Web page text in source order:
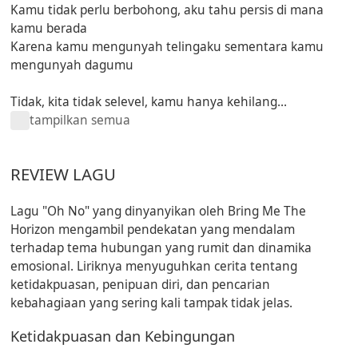
Kamu tidak perlu berbohong, aku tahu persis di mana
kamu berada
Karena kamu mengunyah telingaku sementara kamu
mengunyah dagumu
Tidak, kita tidak selevel, kamu hanya kehilang...
tampilkan semua
REVIEW LAGU
Lagu "Oh No" yang dinyanyikan oleh Bring Me The
Horizon mengambil pendekatan yang mendalam
terhadap tema hubungan yang rumit dan dinamika
emosional. Liriknya menyuguhkan cerita tentang
ketidakpuasan, penipuan diri, dan pencarian
kebahagiaan yang sering kali tampak tidak jelas.
Ketidakpuasan dan Kebingungan